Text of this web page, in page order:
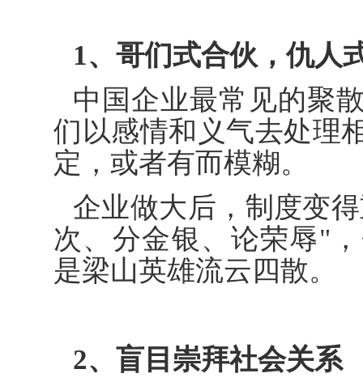
1、哥们式合伙，仇人
中国企业最常见的聚
们以感情和义气去处理
定，或者有而模糊。
企业做大后，制度变
次、分金银、论荣辱"
是梁山英雄流云四散。
2、盲目崇拜社会关系